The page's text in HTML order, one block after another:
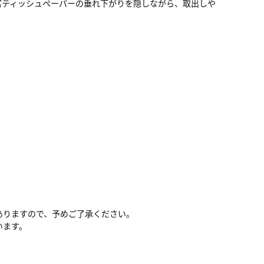
ィッシュペーパーの垂れ下がりを隠しながら、取出しや
ますので、予めご了承ください。
す。